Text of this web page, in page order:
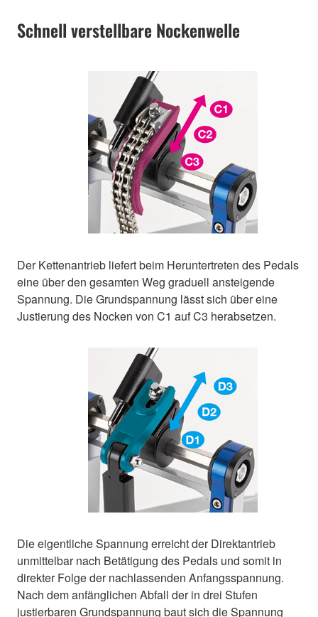
Schnell verstellbare Nockenwelle
Der Kettenantrieb liefert beim Heruntertreten des Pedals
eine über den gesamten Weg graduell ansteigende
Spannung. Die Grundspannung lässt sich über eine
Justierung des Nocken von C1 auf C3 herabsetzen.
Die eigentliche Spannung erreicht der Direktantrieb
unmittelbar nach Betätigung des Pedals und somit in
direkter Folge der nachlassenden Anfangsspannung.
Nach dem anfänglichen Abfall der in drei Stufen
justierbaren Grundspannung baut sich die Spannung